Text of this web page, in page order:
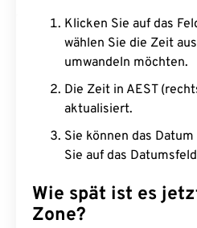
Klicken Sie auf das
wählen Sie die Zeit
umwandeln möchten.
Die Zeit in AEST
aktualisiert.
Sie können das
Sie auf das
Wie spät ist es
Zone?